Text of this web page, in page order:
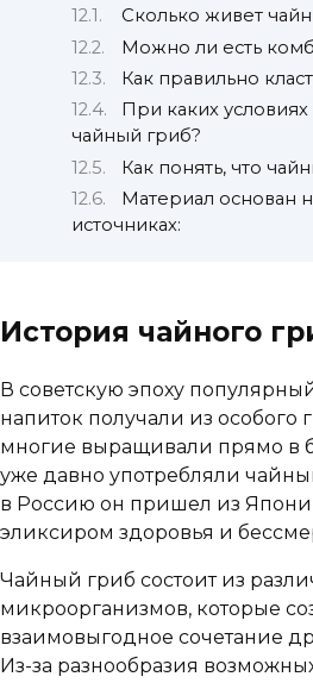
Сколько живет
Можно ли есть
Как правильно
При каких
чайный гриб?
Как понять, что
Материал основан
источниках:
История чайного
В советскую эпоху
напиток получали из особого
многие выращивали прямо в
уже давно употребляли
в Россию он пришел из
эликсиром здоровья и
Чайный гриб состоит из
микроорганизмов, которые
взаимовыгодное сочетание
Из-за разнообразия